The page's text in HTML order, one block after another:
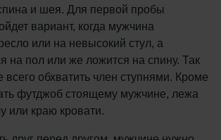
и шея. Для первой пробы
вариант, когда мужчина
или на невысокий стул, а
на пол или же ложится на спину. Так
всего обхватить член ступнями. Кроме
футджоб стоящему мужчине, лежа
или краю кровати.